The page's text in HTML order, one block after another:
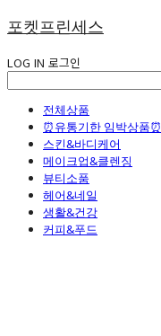
포켓프린세스
LOG IN 로그인
전체상품
⏰유통기한 임박상품⏰
스킨&바디케어
메이크업&클렌징
뷰티소품
헤어&네일
생활&건강
커피&푸드